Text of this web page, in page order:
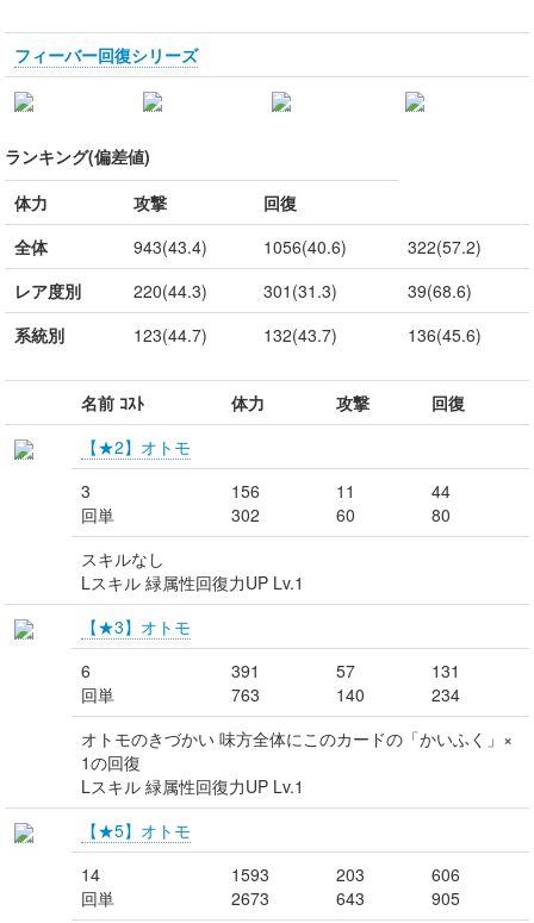
フィーバー回復シリーズ
ランキング(偏差値)
体力
攻撃
回復
全体
943(43.4) 1056(40.6)
322(57.2)
レア度別
220(44.3) 301(31.3)
39(68.6)
系統別
123(44.7) 132(43.7) 136(45.6)
名前 ｺｽﾄ 体力 攻撃
回復
【★2】オトモ
3
回単
156
302
11
60
44
80
スキルなし
Lスキル 緑属性回復力UP Lv.1
【★3】オトモ
6
回単
391
763
57
140
131
234
オトモのきづかい 味方全体にこのカードの「かいふく」×
1の回復
Lスキル 緑属性回復力UP Lv.1
【★5】オトモ
14
回単
1593
2673
203
643
606
905